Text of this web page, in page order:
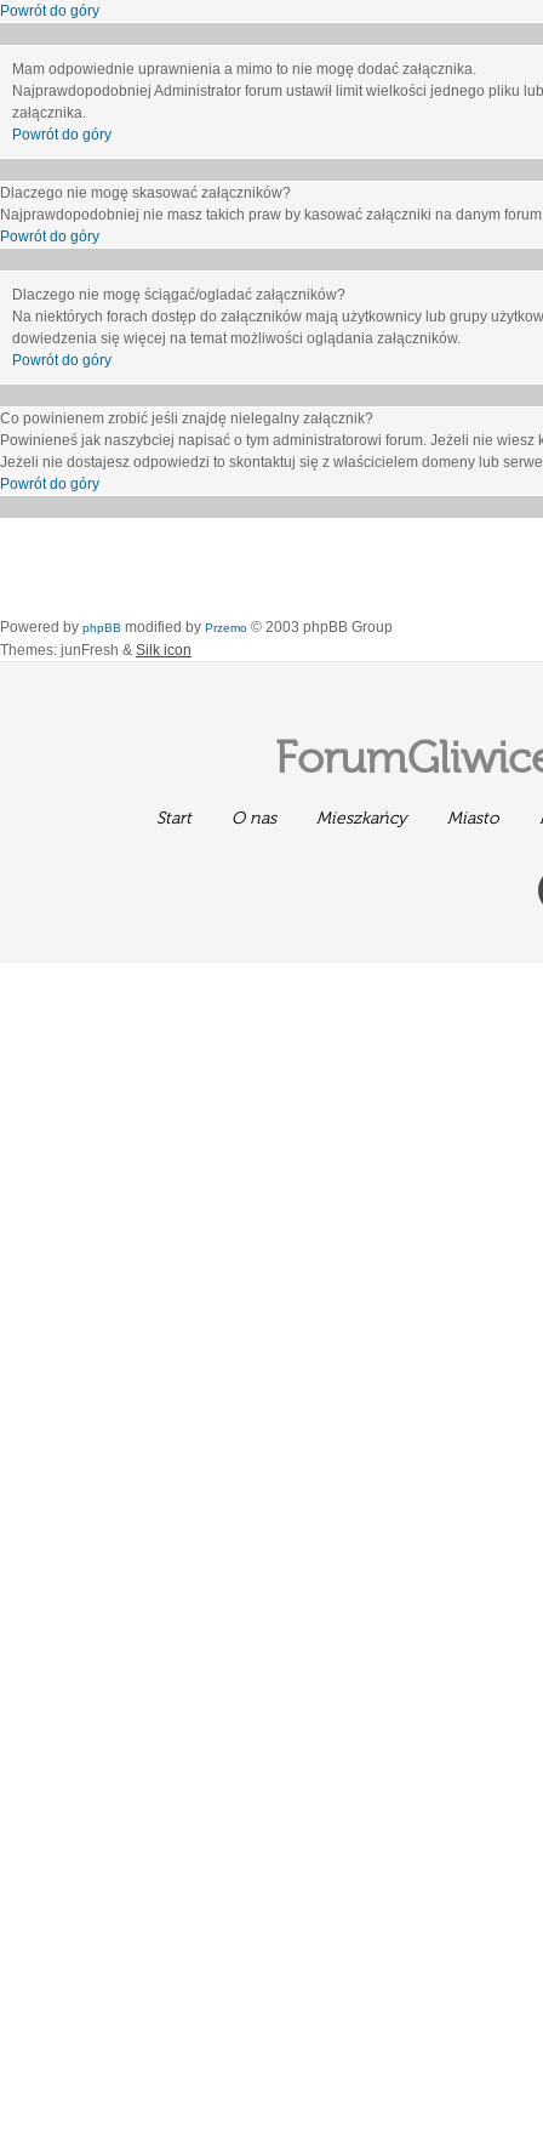
Powrót do góry
Mam odpowiednie uprawnienia a mimo to nie mogę dodać załącznika.
Najprawdopodobniej Administrator forum ustawił limit wielkości jednego pliku
załącznika.
Powrót do góry
Dlaczego nie mogę skasować załączników?
Najprawdopodobniej nie masz takich praw by kasować załączniki na danym
Powrót do góry
Dlaczego nie mogę ściągać/ogladać załączników?
Na niektórych forach dostęp do załączników mają użytkownicy lub grupy
dowiedzenia się więcej na temat możliwości oglądania załączników.
Powrót do góry
Co powinienem zrobić jeśli znajdę nielegalny załącznik?
Powinieneś jak naszybciej napisać o tym administratorowi forum. Jeżeli nie
Jeżeli nie dostajesz odpowiedzi to skontaktuj się z właścicielem domeny lub
Powrót do góry
Powered by phpBB modified by Przemo © 2003 phpBB Group
Themes: junFresh & Silk icon
Start O nas Mieszkańcy Miasto